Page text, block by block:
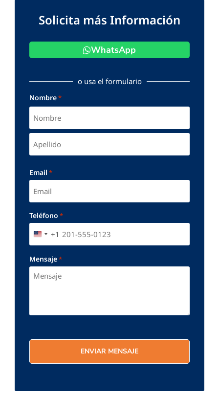
Solicita más Información
WhatsApp
o usa el formulario
Nombre*
Email *
Teléfono *
UNITED STATES +1
+1
Mensaje*